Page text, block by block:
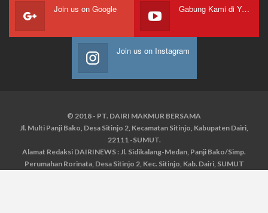
Join us on Google Gabung Kami di Youtube
Join us on Instagram
© 2018 - PT. DAIRI MAKMUR BERSAMA
Jl. Multi Panji Bako, Desa Sitinjo 2, Kecamatan Sitinjo, Kabupaten Dairi,
22111 -SUMUT.
Alamat Redaksi DAIRINEWS : Jl. Sidikalang-Medan, Panji Bako/Simp.
Perumahan Rorinata, Desa Sitinjo 2, Kec. Sitinjo, Kab. Dairi, SUMUT